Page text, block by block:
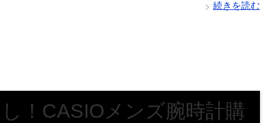
続きを読む
！CASIOメンズ腕時計購